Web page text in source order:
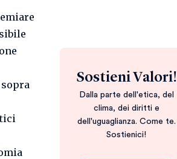
Sostieni Valori!
Dalla parte dell'etica, del
clima, dei diritti e
dell'uguaglianza. Come te.
Sostienici!